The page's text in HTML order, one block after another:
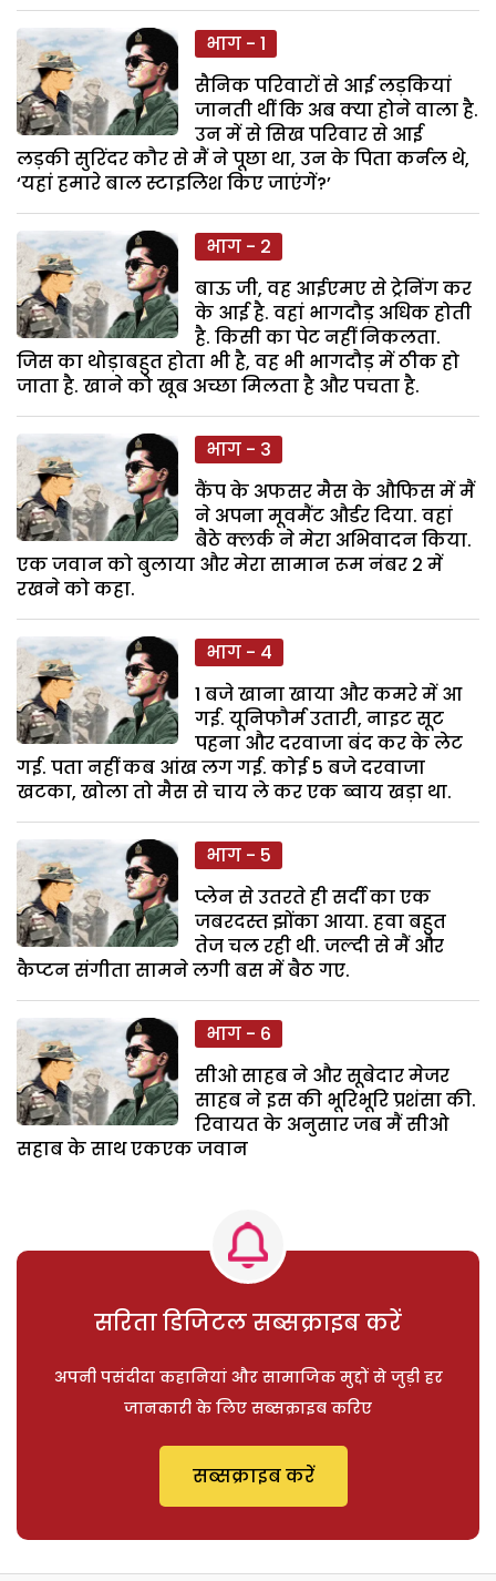
भाग - 1
सैनिक परिवारों से आई लड़कियां
जानती थीं कि अब क्या होने वाला है.
उन में से सिख परिवार से आई
लड़की सुरिंदर कौर से मैं ने पूछा था, उन के पिता कर्नल थे,
‘यहां हमारे बाल स्टाइलिश किए जाएंगें?’
भाग - 2
बाऊ जी, वह आईएमए से ट्रेनिंग कर
के आई है. वहां भागदौड़ अधिक होती
है. किसी का पेट नहीं निकलता.
जिस का थोड़ाबहुत होता भी है, वह भी भागदौड़ में ठीक हो
जाता है. खाने को खूब अच्छा मिलता है और पचता है.
भाग - 3
कैंप के अफसर मैस के औफिस में मैं
ने अपना मूवमैंट और्डर दिया. वहां
बैठे क्लर्क ने मेरा अभिवादन किया.
एक जवान को बुलाया और मेरा सामान रूम नंबर 2 में
रखने को कहा.
भाग - 4
1 बजे खाना खाया और कमरे में आ
गई. यूनिफौर्म उतारी, नाइट सूट
पहना और दरवाजा बंद कर के लेट
गई. पता नहीं कब आंख लग गई. कोई 5 बजे दरवाजा
खटका, खोला तो मैस से चाय ले कर एक ब्वाय खड़ा था.
भाग - 5
प्लेन से उतरते ही सर्दी का एक
जबरदस्त झोंका आया. हवा बहुत
तेज चल रही थी. जल्दी से मैं और
कैप्टन संगीता सामने लगी बस में बैठ गए.
भाग - 6
सीओ साहब ने और सूबेदार मेजर
साहब ने इस की भूरिभूरि प्रशंसा की.
रिवायत के अनुसार जब मैं सीओ
सहाब के साथ एकएक जवान
सरिता डिजिटल सब्सक्राइब करें
अपनी पसंदीदा कहानियां और सामाजिक मुद्दों से जुड़ी हर
जानकारी के लिए सब्सक्राइब करिए
सब्सक्राइब करें